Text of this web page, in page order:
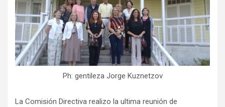
Ph: gentileza Jorge Kuznetzov
La Comisión Directiva realizo la ultima reunión de